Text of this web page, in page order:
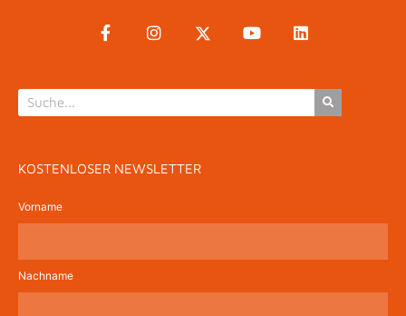
KOSTENLOSER NEWSLETTER
Vorname
Nachname